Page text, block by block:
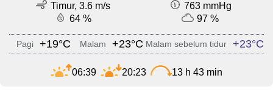
Timur, 3.6 m/s
763 mmHg
64 %
97 %
Pagi +19°C Malam +23°C Malam sebelum tidur +23°C
06:39 20:23 13 h 43 min